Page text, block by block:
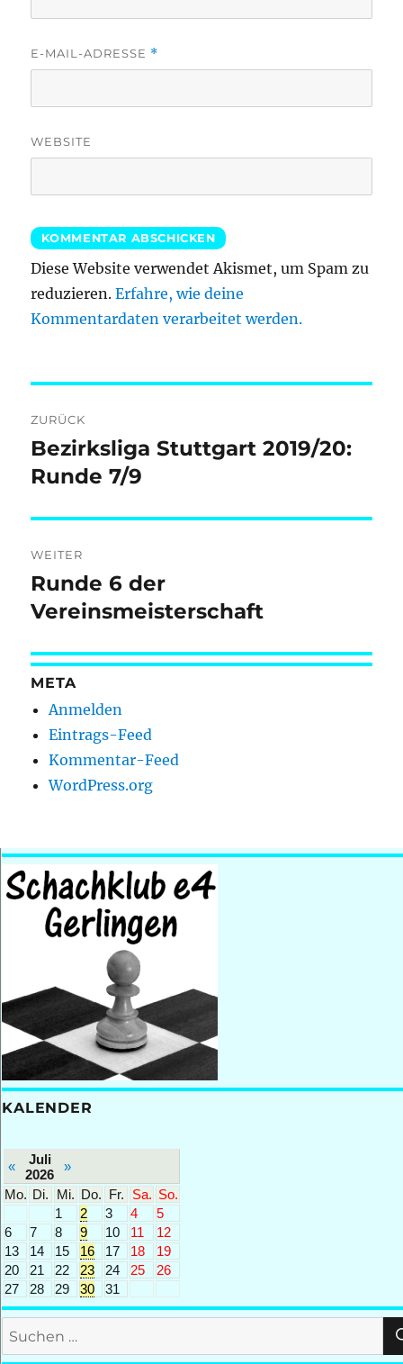
E-MAIL-ADRESSE *
WEBSITE
Diese Website verwendet Akismet, um Spam zu
reduzieren.Erfahre, wie deine
Kommentardaten verarbeitet werden.
ZURÜCK
Vorheriger
Beitrag:
Bezirksliga Stuttgart 2019/20:
Runde 7/9
WEITER
Nächster
Beitrag:
Runde 6 der
Vereinsmeisterschaft
META
Anmelden
Eintrags-Feed
Kommentar-Feed
WordPress.org
KALENDER
«
Juli
2026
»
Mo. Di. Mi. Do. Fr. Sa. So.
1
2 3 4
5
6
7 8 9 10 11
12
13
14 15 16 17 18
19
20
21 22 23 24 25
26
27
28 29 30 31
Suchen
nach: